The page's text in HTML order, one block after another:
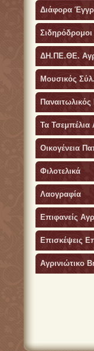
Διάφορα
ΔΗ.ΠΕ.ΘΕ.
Μουσικός
Τα Τσεμπέλια
Οικογένεια
Φιλοτελικά
Λαογραφία
Επιφανείς
Επισκέψεις
Αγρινιώτικο